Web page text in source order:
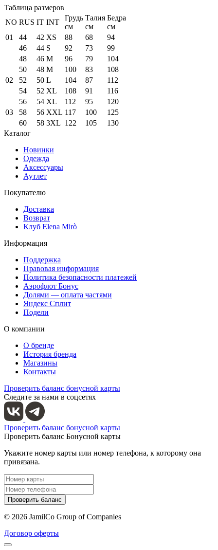
Таблица размеров
NO RUS IT INT
Грудь
см
Талия
см
Бедра
см
01
44 42 XS 88 68
94
46
44 S 92 73
99
48
46 M 96 79
104
50
48 M 100 83
108
02
52 50 L 104 87
112
54
52 XL 108 91
116
56
54 XL 112 95
120
03
58 56 XXL 117 100
125
60
58 3XL 122 105
130
Каталог
Новинки
Одежда
Аксессуары
Аутлет
Покупателю
Доставка
Возврат
Клуб Elena Mirò
Информация
Поддержка
Правовая информация
Политика безопасности платежей
Аэрофлот Бонус
Долями — оплата частями
Яндекс Сплит
Подели
О компании
О бренде
История бренда
Магазины
Контакты
Проверить баланс бонусной карты
Следите за нами в соцсетях
Проверить баланс бонусной карты
Проверить баланс Бонусной карты
Укажите номер карты или номер телефона, к которому она
привязана.
Проверить баланс
© 2026 JamilCo Group of Companies
Договор оферты